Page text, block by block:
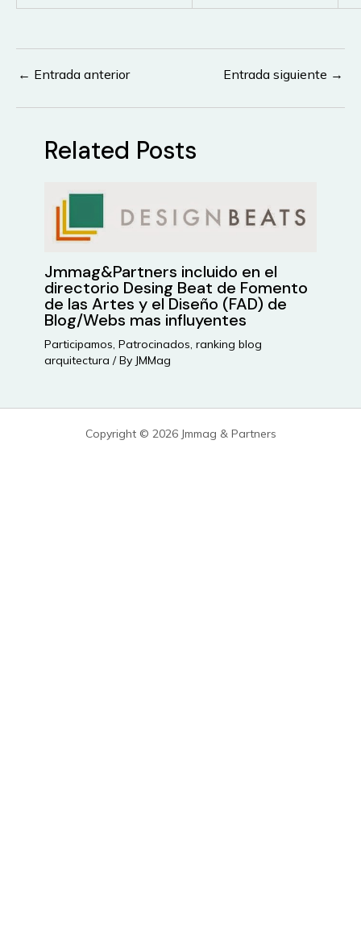
Navegación
entradas
← Entrada anterior Entrada siguiente →
Related Posts
Jmmag&Partners incluido en el
directorio Desing Beat de Fomento
de las Artes y el Diseño (FAD) de
Blog/Webs mas influyentes
Participamos, Patrocinados, ranking blog
arquitectura / By JMMag
Copyright © 2026 Jmmag & Partners